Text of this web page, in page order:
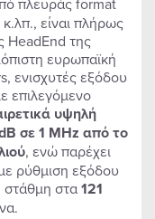
είναι πλήρως
HeadEnd της
ευρωπαϊκή
ενισχυτές εξόδου
επιλεγόμενο
υψηλή
σε 1 MHz από το
, ενώ παρέχει
ρύθμιση εξόδου
στάθμη στα121